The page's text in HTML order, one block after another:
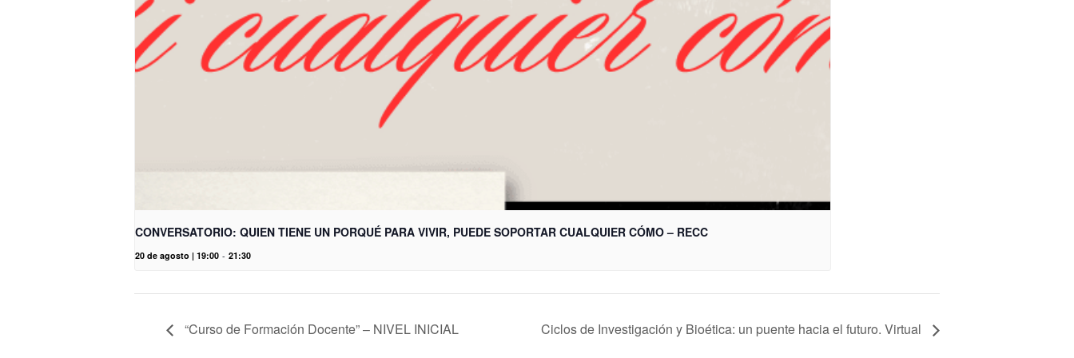
CONVERSATORIO: QUIEN TIENE UN PORQUÉ PARA VIVIR, PUEDE SOPORTAR CUALQUIER CÓMO – RECC
20 de agosto | 19:00 - 21:30
“Curso de Formación Docente” – NIVEL INICIAL Ciclos de Investigación y Bioética: un puente hacia el futuro. Virtual